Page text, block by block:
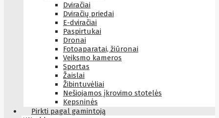
Dviračiai
Dviračių priedai
E-dviračiai
Paspirtukai
Dronai
Fotoaparatai, žiūronai
Veiksmo kameros
Sportas
Žaislai
Žibintuvėliai
Nešiojamos įkrovimo stotelės
Kepsninės
Pirkti pagal gamintoją